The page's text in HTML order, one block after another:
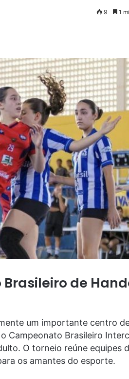
9 1
de
um importante centro
Campeonato Brasileiro
O torneio reúne equipes
os amantes do esporte.